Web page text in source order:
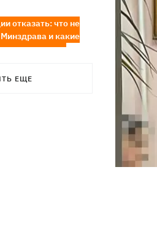
отказать: что не
и какие
для лечения в
ЕЩЕ